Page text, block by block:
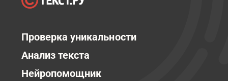
Проверка уникальности
Анализ текста
Нейропомощник